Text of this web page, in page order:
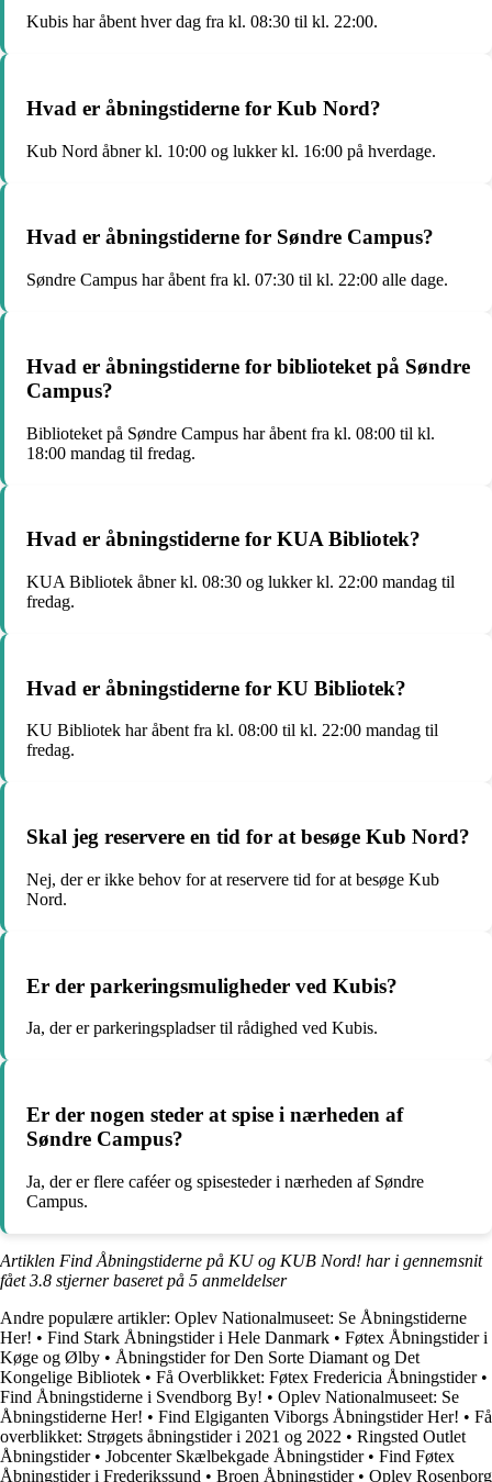
Kubis har åbent hver dag fra kl. 08:30 til kl. 22:00.
Hvad er åbningstiderne for Kub Nord?
Kub Nord åbner kl. 10:00 og lukker kl. 16:00 på hverdage.
Hvad er åbningstiderne for Søndre Campus?
Søndre Campus har åbent fra kl. 07:30 til kl. 22:00 alle dage.
Hvad er åbningstiderne for biblioteket på Søndre
Campus?
Biblioteket på Søndre Campus har åbent fra kl. 08:00 til kl.
18:00 mandag til fredag.
Hvad er åbningstiderne for KUA Bibliotek?
KUA Bibliotek åbner kl. 08:30 og lukker kl. 22:00 mandag til
fredag.
Hvad er åbningstiderne for KU Bibliotek?
KU Bibliotek har åbent fra kl. 08:00 til kl. 22:00 mandag til
fredag.
Skal jeg reservere en tid for at besøge Kub Nord?
Nej, der er ikke behov for at reservere tid for at besøge Kub
Nord.
Er der parkeringsmuligheder ved Kubis?
Ja, der er parkeringspladser til rådighed ved Kubis.
Er der nogen steder at spise i nærheden af
Søndre Campus?
Ja, der er flere caféer og spisesteder i nærheden af Søndre
Campus.
Artiklen Find Åbningstiderne på KU og KUB Nord! har i gennemsnit
fået3.8 stjerner baseret på 5 anmeldelser
Andre populære artikler: Oplev Nationalmuseet: Se Åbningstiderne
Her! • Find Stark Åbningstider i Hele Danmark • Føtex Åbningstider i
Køge og Ølby • Åbningstider for Den Sorte Diamant og Det
Kongelige Bibliotek • Få Overblikket: Føtex Fredericia Åbningstider•
Find Åbningstiderne i Svendborg By! • Oplev Nationalmuseet: Se
Åbningstiderne Her! • Find Elgiganten Viborgs Åbningstider Her! • Få
overblikket: Strøgets åbningstider i 2021 og 2022 • Ringsted Outlet
Åbningstider• Jobcenter Skælbekgade Åbningstider• Find Føtex
Åbningstider i Frederikssund • Broen Åbningstider• Oplev Rosenborg